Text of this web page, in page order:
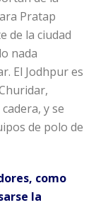
Pratap
de la ciudad
nada
El Jodhpur es
y se
de polo de
como
la